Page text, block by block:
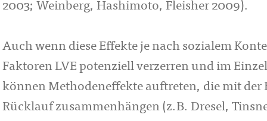
2003; Weinberg, Hashimoto, Fleisher 2009).
Auch wenn diese Effekte je nach sozialem
Faktoren LVE potenziell verzerren und im
können Me­tho­deneffekte auftreten, die mit der
Rücklauf zusammenhängen (z.B. Dresel,